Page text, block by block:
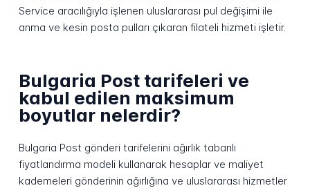
Service aracılığıyla işlenen uluslararası pul değişimi ile
anma ve kesin posta pulları çıkaran filateli hizmeti işletir.
Bulgaria Post tarifeleri ve
kabul edilen maksimum
boyutlar nelerdir?
Bulgaria Post gönderi tarifelerini ağırlık tabanlı
fiyatlandırma modeli kullanarak hesaplar ve maliyet
kademeleri gönderinin ağırlığına ve uluslararası hizmetler